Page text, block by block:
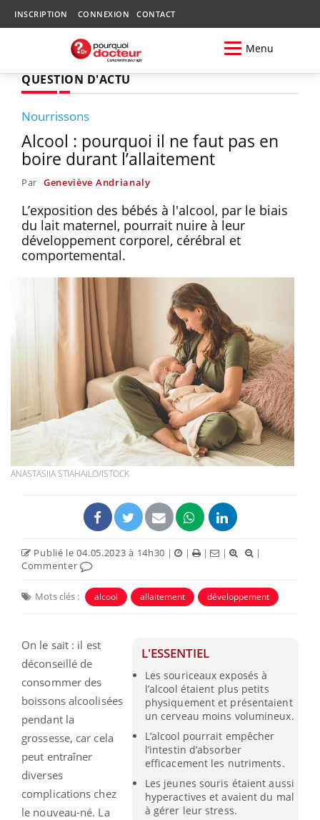
INSCRIPTION CONNEXION CONTACT
Menu
QUESTION D'ACTU
Nourrissons
Alcool : pourquoi il ne faut pas en
boire durant l’allaitement
Par Geneviève Andrianaly
L’exposition des bébés à l'alcool, par le biais
du lait maternel, pourrait nuire à leur
développement corporel, cérébral et
comportemental.
ANASTASIIA STIAHAILO/ISTOCK
Publié le 04.05.2023 à 14h30 | | | |
|
Commenter
Mots clés : alcool allaitement développement
L'ESSENTIEL
Les souriceaux exposés à
l’alcool étaient plus petits
physiquement et présentaient
un cerveau moins volumineux.
L’alcool pourrait empêcher
l’intestin d’absorber
efficacement les nutriments.
Les jeunes souris étaient aussi
hyperactives et avaient du mal
à gérer leur stress.
On le sait : il est
déconseillé de
consommer des
boissons alcoolisées
pendant la
grossesse, car cela
peut entraîner
diverses
complications chez
le nouveau-né. La